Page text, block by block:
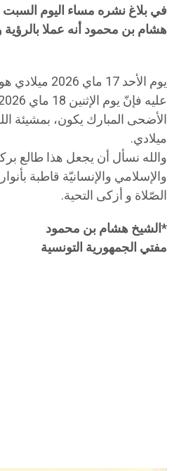
هشام بن محمود أنه عملا
ميلادي.
​والله نسأل أن يجعل هذا طالع
والإسلامي والإنسانيّة قاطبة
الصّلاة و أزكى التحية.
*الشيخ هشام بن محمود
مفتي الجمهورية التونسية